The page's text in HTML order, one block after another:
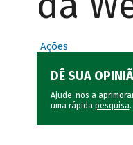
Ações
DÊ SUA
Ajude-nos a
uma rápida pesquisa.